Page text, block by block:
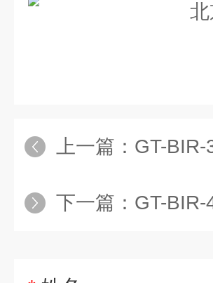
上一篇： GT-
下一篇： GT-